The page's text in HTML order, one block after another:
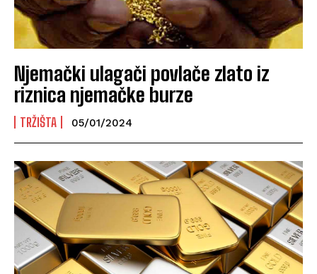
Njemački ulagači povlače zlato iz
riznica njemačke burze
TRŽIŠTA 05/01/2024